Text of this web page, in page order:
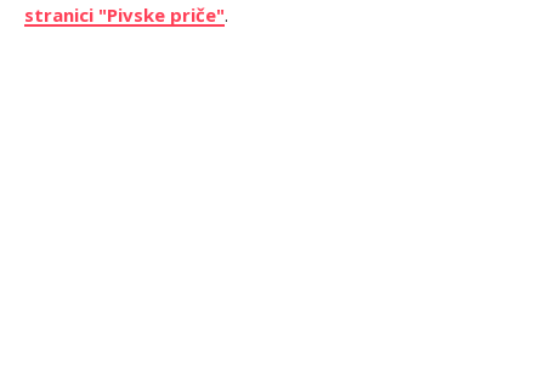
stranici "Pivske priče".